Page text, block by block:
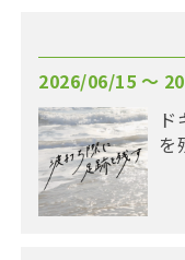
2026/06/15 〜
を